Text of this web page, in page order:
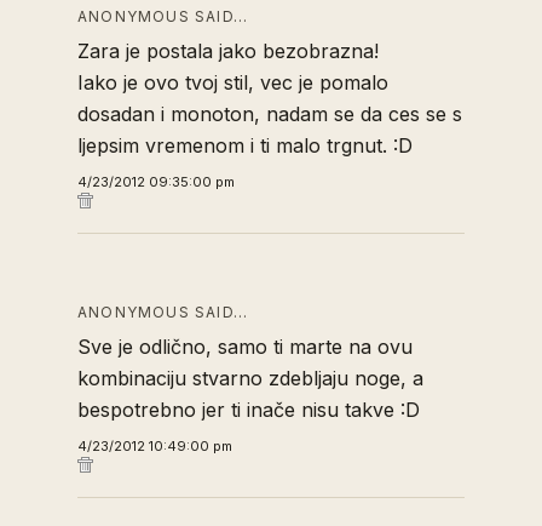
ANONYMOUS SAID…
Zara je postala jako bezobrazna!
Iako je ovo tvoj stil, vec je pomalo
dosadan i monoton, nadam se da ces se s
ljepsim vremenom i ti malo trgnut. :D
4/23/2012 09:35:00 pm
ANONYMOUS SAID…
Sve je odlično, samo ti marte na ovu
kombinaciju stvarno zdebljaju noge, a
bespotrebno jer ti inače nisu takve :D
4/23/2012 10:49:00 pm